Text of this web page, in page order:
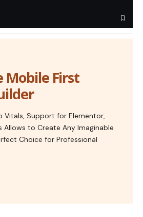
Mobile First
Vitals, Support for Elementor,
Allows to Create Any Imaginable
Choice for Professional